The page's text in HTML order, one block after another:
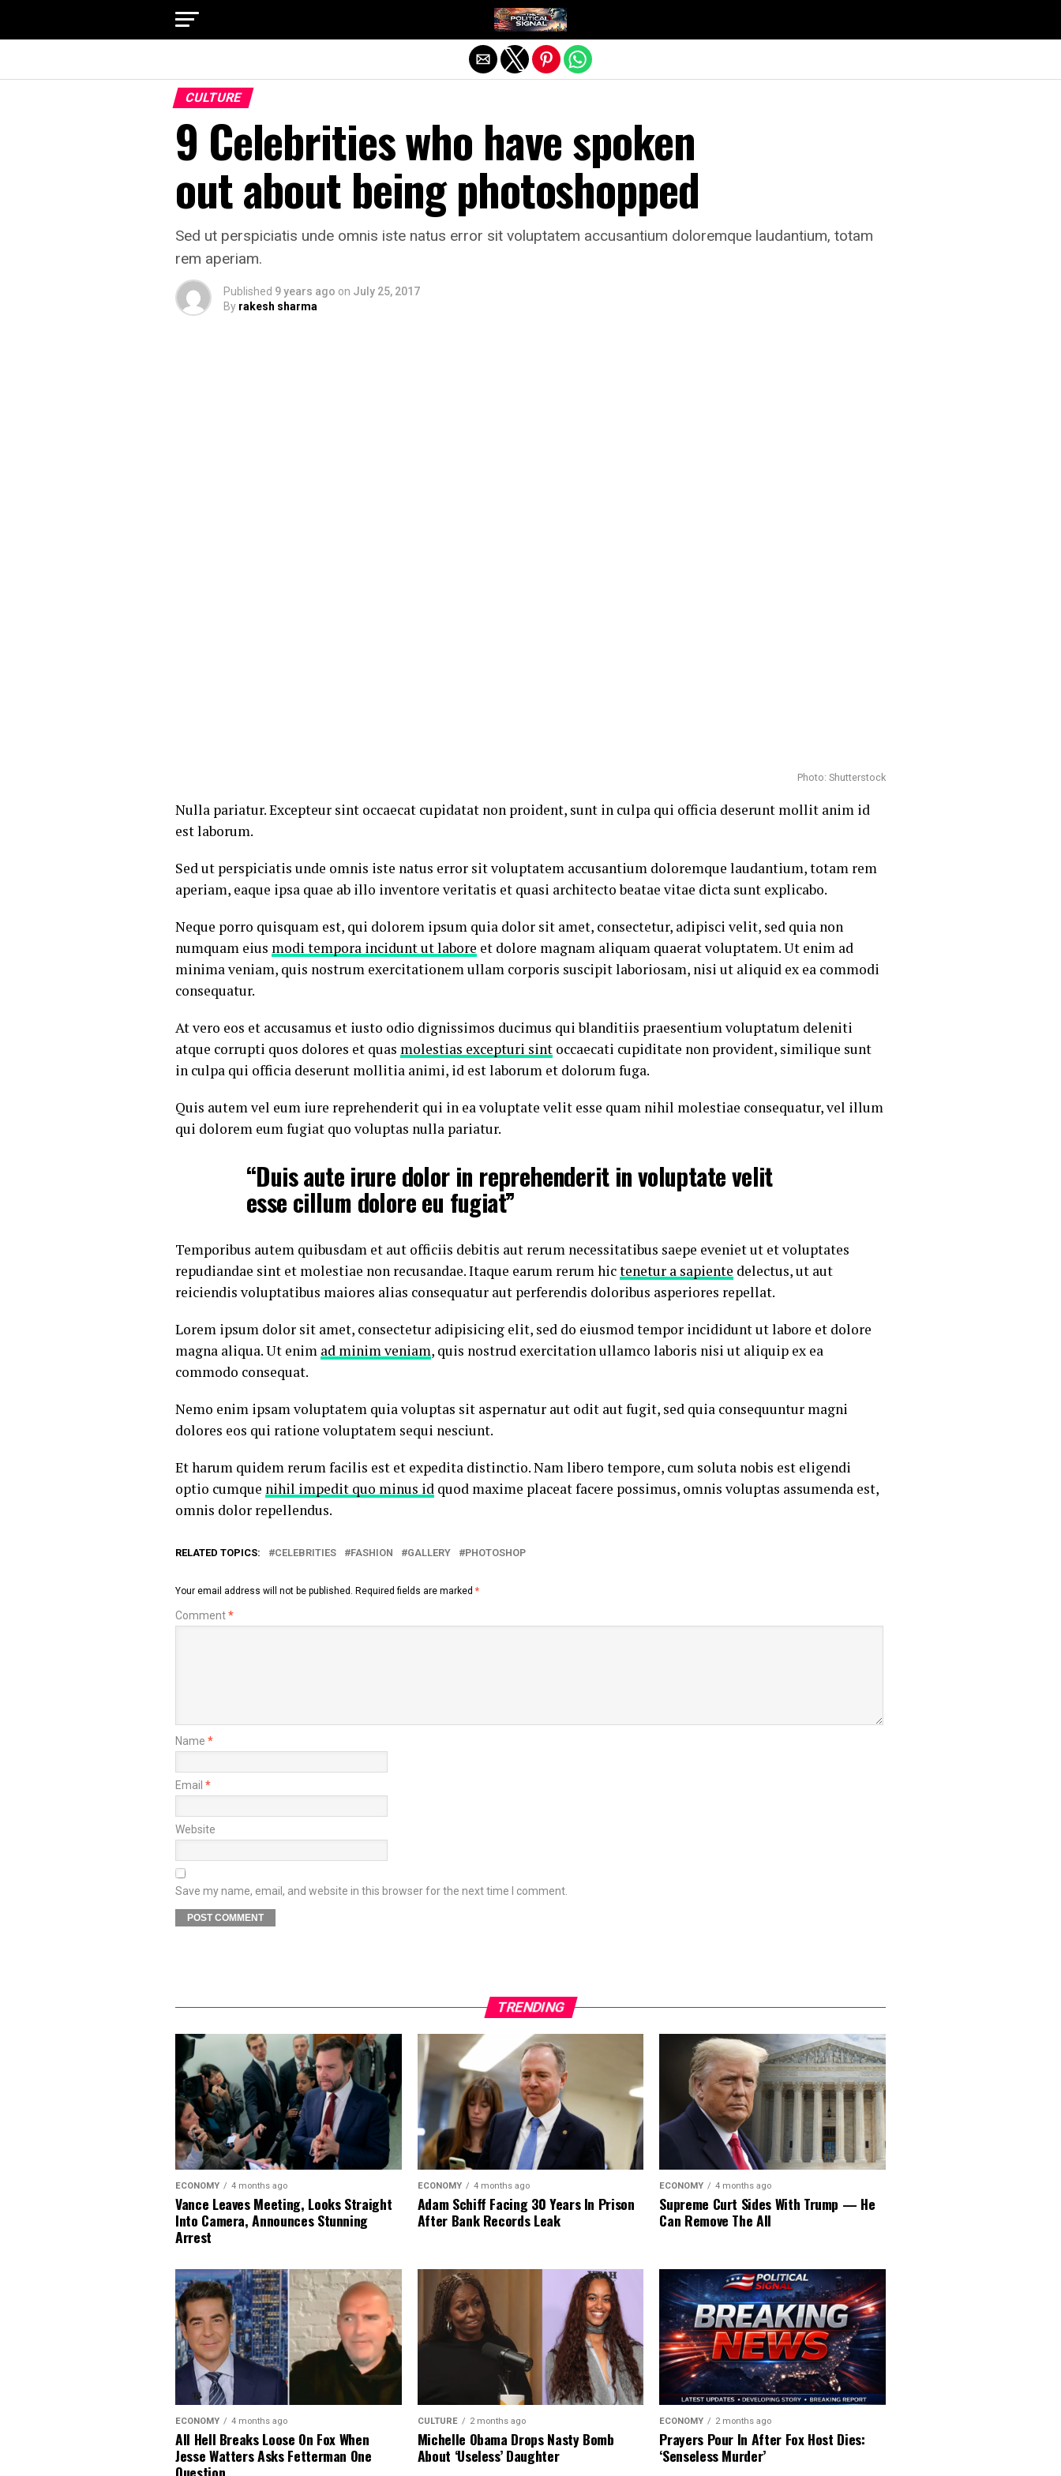
CULTURE
9 Celebrities who have spoken
out about being photoshopped
Sed ut perspiciatis unde omnis iste natus error sit voluptatem accusantium doloremque laudantium, totam
rem aperiam.
Published 9 years ago on July 25, 2017
By rakesh sharma
Photo: Shutterstock
Nulla pariatur. Excepteur sint occaecat cupidatat non proident, sunt in culpa qui officia deserunt mollit anim id
est laborum.
Sed ut perspiciatis unde omnis iste natus error sit voluptatem accusantium doloremque laudantium, totam rem
aperiam, eaque ipsa quae ab illo inventore veritatis et quasi architecto beatae vitae dicta sunt explicabo.
Neque porro quisquam est, qui dolorem ipsum quia dolor sit amet, consectetur, adipisci velit, sed quia non
numquam eius modi tempora incidunt ut labore et dolore magnam aliquam quaerat voluptatem. Ut enim ad
minima veniam, quis nostrum exercitationem ullam corporis suscipit laboriosam, nisi ut aliquid ex ea commodi
consequatur.
At vero eos et accusamus et iusto odio dignissimos ducimus qui blanditiis praesentium voluptatum deleniti
atque corrupti quos dolores et quas molestias excepturi sint occaecati cupiditate non provident, similique sunt
in culpa qui officia deserunt mollitia animi, id est laborum et dolorum fuga.
Quis autem vel eum iure reprehenderit qui in ea voluptate velit esse quam nihil molestiae consequatur, vel illum
qui dolorem eum fugiat quo voluptas nulla pariatur.
“Duis aute irure dolor in reprehenderit in voluptate velit
esse cillum dolore eu fugiat”
Temporibus autem quibusdam et aut officiis debitis aut rerum necessitatibus saepe eveniet ut et voluptates
repudiandae sint et molestiae non recusandae. Itaque earum rerum hictenetur a sapiente delectus, ut aut
reiciendis voluptatibus maiores alias consequatur aut perferendis doloribus asperiores repellat.
Lorem ipsum dolor sit amet, consectetur adipisicing elit, sed do eiusmod tempor incididunt ut labore et dolore
magna aliqua. Ut enim ad minim veniam, quis nostrud exercitation ullamco laboris nisi ut aliquip ex ea
commodo consequat.
Nemo enim ipsam voluptatem quia voluptas sit aspernatur aut odit aut fugit, sed quia consequuntur magni
dolores eos qui ratione voluptatem sequi nesciunt.
Et harum quidem rerum facilis est et expedita distinctio. Nam libero tempore, cum soluta nobis est eligendi
optio cumque nihil impedit quo minus id quod maxime placeat facere possimus, omnis voluptas assumenda est,
omnis dolor repellendus.
RELATED TOPICS: CELEBRITIES FASHION GALLERY PHOTOSHOP
Your email address will not be published. Required fields are marked *
Comment*
Name *
Email *
Website
Save my name, email, and website in this browser for the next time I comment.
TRENDING
ECONOMY 4 months ago
Vance Leaves Meeting, Looks Straight
Into Camera, Announces Stunning
Arrest
ECONOMY 4 months ago
Adam Schiff Facing 30 Years In Prison
After Bank Records Leak
ECONOMY 4 months ago
Supreme Curt Sides With Trump — He
Can Remove The All
ECONOMY 4 months ago
All Hell Breaks Loose On Fox When
Jesse Watters Asks Fetterman One
CULTURE 2 months ago
Michelle Obama Drops Nasty Bomb
About ‘Useless’ Daughter
ECONOMY 2 months ago
Prayers Pour In After Fox Host Dies:
‘Senseless Murder’
Exit mobile version